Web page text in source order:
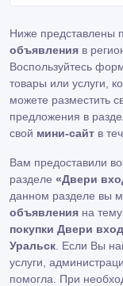
Ниже представлены
объявления в
Воспользуйтесь
товары или услуги,
можете разместить
предложения в
свой мини-сайт в
Вам предоставили
разделе «Двери
данном разделе вы
объявления на тему
покупки Двери
Уральск . Если Вы
услуги,
помогла. При